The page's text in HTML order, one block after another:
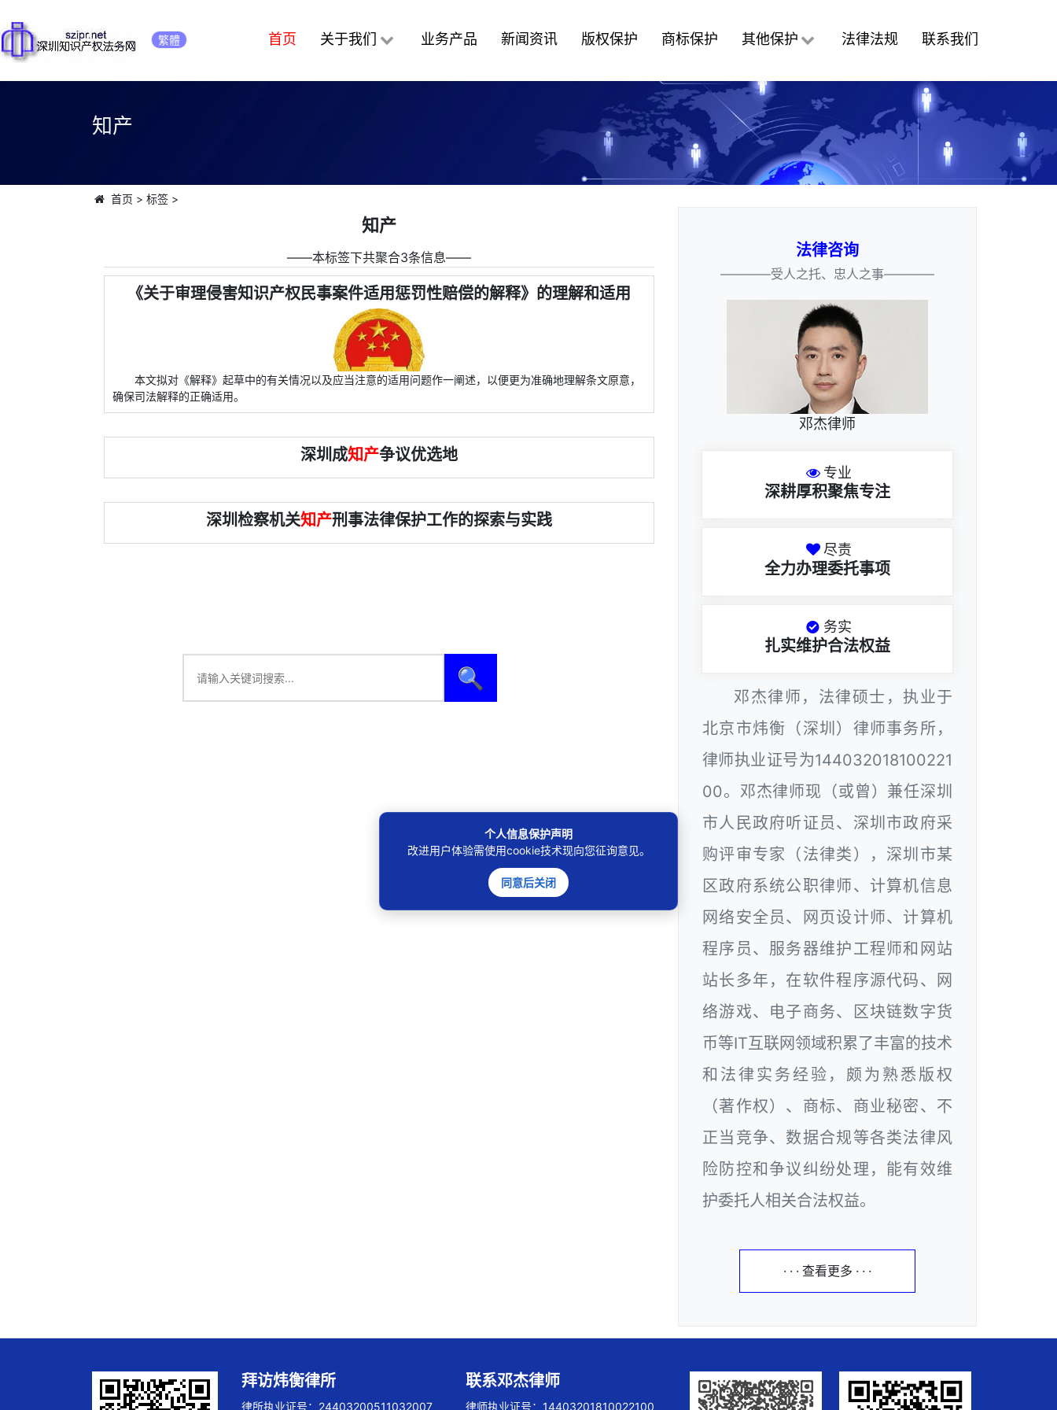
繁體 首页 关于我们 业务产品 新闻资讯 版权保护 商标保护 其他保护 法律法规 联系我们
知产
首页 > 标签>
知产
――本标签下共聚合3条信息――
《关于审理侵害知识产权民事案件适用惩罚性赔偿的解释》的理解和适用
本文拟对《解释》起草中的有关情况以及应当注意的适用问题作一阐述，以便更为准确地理解条文原意，
确保司法解释的正确适用。
深圳成知产争议优选地
深圳检察机关知产刑事法律保护工作的探索与实践
🔍
法律咨询
————受人之托、忠人之事————
邓杰律师
专业
深耕厚积聚焦专注
尽责
全力办理委托事项
务实
扎实维护合法权益
邓杰律师，法律硕士，执业于
北京市炜衡（深圳）律师事务所，
律师执业证号为144032018100221
00。邓杰律师现（或曾）兼任深圳
市人民政府听证员、深圳市政府采
购评审专家（法律类），深圳市某
区政府系统公职律师、计算机信息
网络安全员、网页设计师、计算机
程序员、服务器维护工程师和网站
站长多年，在软件程序源代码、网
络游戏、电子商务、区块链数字货
币等IT互联网领域积累了丰富的技术
和法律实务经验，颇为熟悉版权
（著作权）、商标、商业秘密、不
正当竞争、数据合规等各类法律风
险防控和争议纠纷处理，能有效维
护委托人相关合法权益。
· · · 查看更多 · · ·
拜访炜衡律所
律所执业证号：24403200511032007
联系邓杰律师
律师执业证号：14403201810022100
个人信息保护声明
改进用户体验需使用cookie技术现向您征询意见。
同意后关闭